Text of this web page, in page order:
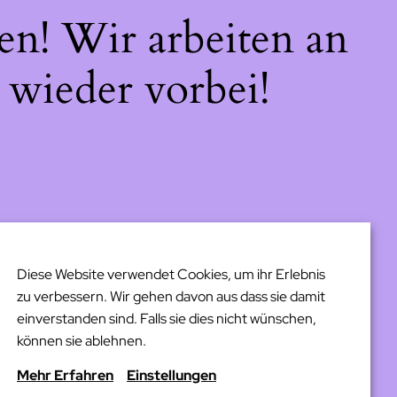
Wir arbeiten an
vorbei!
Diese Website verwendet Cookies, um ihr Erlebnis
zu verbessern. Wir gehen davon aus dass sie damit
einverstanden sind. Falls sie dies nicht wünschen,
können sie ablehnen.
Mehr Erfahren
Einstellungen